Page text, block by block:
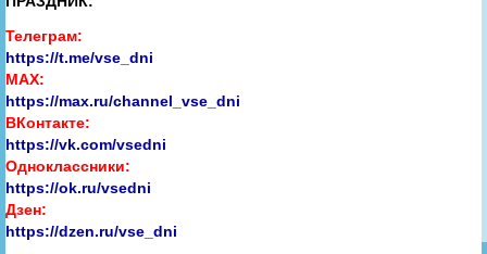
Телеграм:
https://t.me/vse_dni
MAX:
https://max.ru/channel_vse_dni
ВКонтакте:
https://vk.com/vsedni
Одноклассники:
https://ok.ru/vsedni
Дзен:
https://dzen.ru/vse_dni